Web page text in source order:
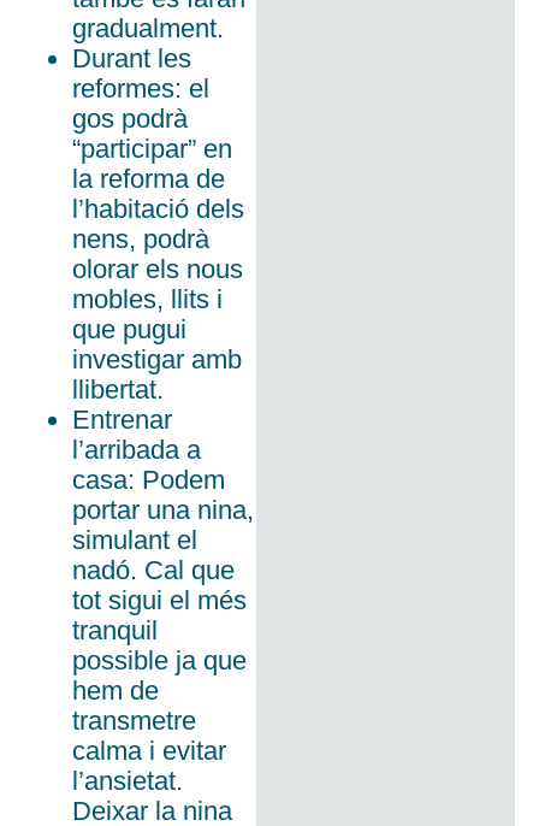
gradualment.
Durant les
reformes: el
gos podrà
“participar” en
la reforma de
l’habitació dels
nens, podrà
olorar els nous
mobles, llits i
que pugui
investigar amb
llibertat.
Entrenar
l’arribada a
casa: Podem
portar una nina,
simulant el
nadó. Cal que
tot sigui el més
tranquil
possible ja que
hem de
transmetre
calma i evitar
l’ansietat.
Deixar la nina